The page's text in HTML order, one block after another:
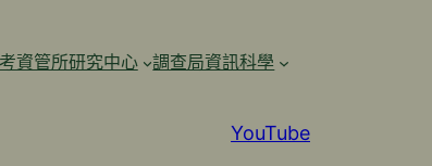
資管所研究中心
調查局資訊科學
YouTube